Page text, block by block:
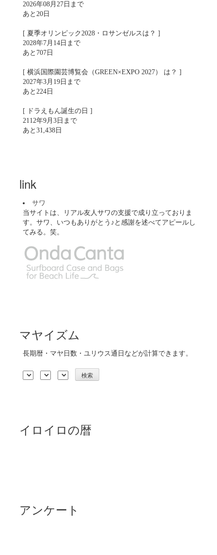
2026年08月27日まで
あと20日
[ 夏季オリンピック2028・ロサンゼルスは？ ]
2028年7月14日まで
あと707日
[ 横浜国際園芸博覧会（GREEN×EXPO 2027） は？ ]
2027年3月19日まで
あと224日
[ ドラえもん誕生の日 ]
2112年9月3日まで
あと31,438日
link
サワ
当サイトは、リアル友人サワの支援で成り立っておりま
す。サワ、いつもありがとう♪と感謝を述べてアピールし
てみる。笑。
マヤイズム
長期暦・マヤ日数・ユリウス通日などが計算できます。
イロイロの暦
アンケート